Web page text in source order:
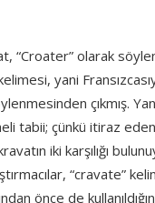
“Croater” olarak
yani
çıkmış.
tabii; çünkü itiraz
iki karşılığı
“cravate”
önce de